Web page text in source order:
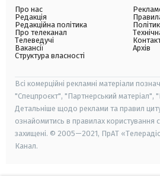
Про нас
Редакція
Редакційна політика
Про телеканал
Телеведучі
Вакансії
Структура власності
Архів
Всі комерційні рекламні матеріали
"Спецпроєкт", "Партнерський матеріал",
Детальніше щодо реклами та правил
ознайомитись в правилах користування
захищені. © 2005—2021, ПрАТ
Канал.